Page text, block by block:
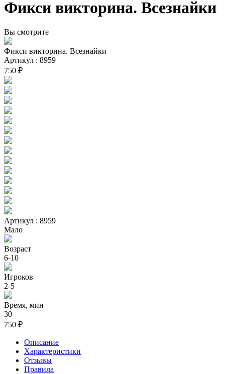
Фикси викторина. Всезнайки
Вы смотрите
Фикси викторина. Всезнайки
Артикул : 8959
750 ₽
Артикул : 8959
Мало
Возраст
6-10
Игроков
2-5
Время, мин
30
750 ₽
Описание
Характеристики
Отзывы
Правила